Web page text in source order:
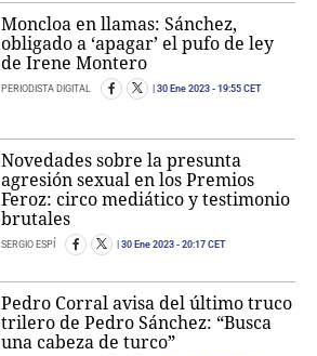
Moncloa en llamas: Sánchez,
obligado a ‘apagar’ el pufo de ley
de Irene Montero
PERIODISTA DIGITAL 30 Ene 2023 - 19:55 CET
Novedades sobre la presunta
agresión sexual en los Premios
Feroz: circo mediático y testimonio
brutales
SERGIO ESPÍ 30 Ene 2023 - 20:17 CET
Pedro Corral avisa del último truco
trilero de Pedro Sánchez: “Busca
una cabeza de turco”